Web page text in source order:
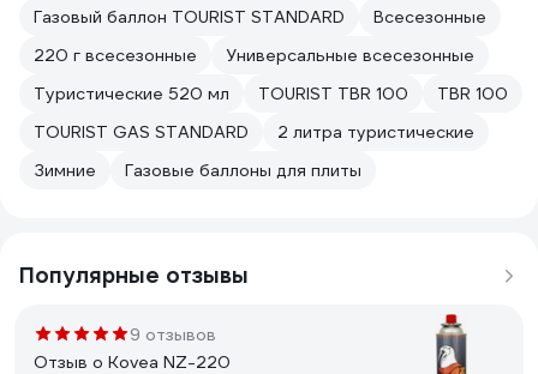
Газовый баллон TOURIST STANDARD
Всесезонные
220 г всесезонные
Универсальные всесезонные
Туристические 520 мл
TOURIST TBR 100
TBR 100
TOURIST GAS STANDARD
2 литра туристические
Зимние
Газовые баллоны для плиты
Популярные отзывы
9 отзывов
Отзыв о Kovea NZ-220